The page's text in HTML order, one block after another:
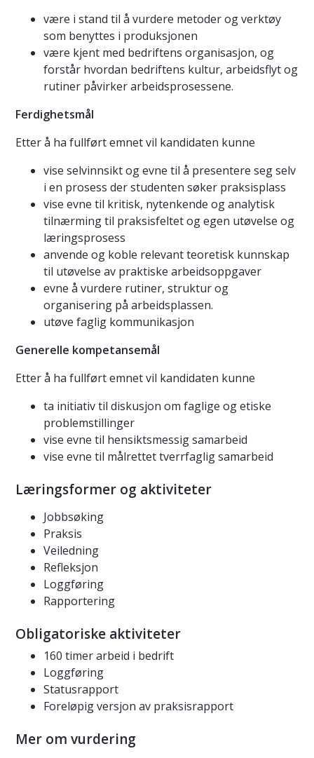
være i stand til å vurdere metoder og verktøy
som benyttes i produksjonen
være kjent med bedriftens organisasjon, og
forstår hvordan bedriftens kultur, arbeidsflyt og
rutiner påvirker arbeidsprosessene.
Ferdighetsmål
Etter å ha fullført emnet vil kandidaten kunne
vise selvinnsikt og evne til å presentere seg selv
i en prosess der studenten søker praksisplass
vise evne til kritisk, nytenkende og analytisk
tilnærming til praksisfeltet og egen utøvelse og
læringsprosess
anvende og koble relevant teoretisk kunnskap
til utøvelse av praktiske arbeidsoppgaver
evne å vurdere rutiner, struktur og
organisering på arbeidsplassen.
utøve faglig kommunikasjon
Generelle kompetansemål
Etter å ha fullført emnet vil kandidaten kunne
ta initiativ til diskusjon om faglige og etiske
problemstillinger
vise evne til hensiktsmessig samarbeid
vise evne til målrettet tverrfaglig samarbeid
Læringsformer og aktiviteter
Jobbsøking
Praksis
Veiledning
Refleksjon
Loggføring
Rapportering
Obligatoriske aktiviteter
160 timer arbeid i bedrift
Loggføring
Statusrapport
Foreløpig versjon av praksisrapport
Mer om vurdering